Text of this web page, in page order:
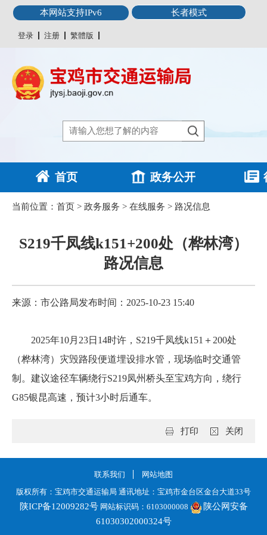
本网站支持IPv6 长者模式
登录 注册 繁體版
首页 政务公开
当前位置： 首页 > 政务服务 > 在线服务 > 路况信息
S219千凤线k151+200处（桦林湾）
路况信息
来源：市公路局发布时间：2025-10-23 15:40
2025年10月23日14时许，S219千凤线k151＋200处
（桦林湾）灾毁路段便道埋设排水管，现场临时交通管
制。建议途径车辆绕行S219凤州桥头至宝鸡方向，绕行
G85银昆高速，预计3小时后通车。
关闭
打印
联系我们
网站地图
版权所有：宝鸡市交通运输局 通讯地址：宝鸡市金台区金台大道33号
陕ICP备12009282号网站标识码：6103000008
陕公网安备
61030302000324号